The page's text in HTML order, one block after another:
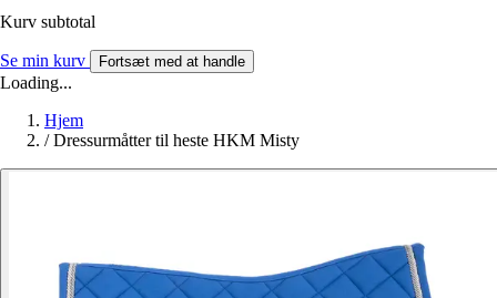
Kurv subtotal
Se min kurv Fortsæt med at handle
Loading...
Hjem
/ Dressurmåtter til heste HKM Misty